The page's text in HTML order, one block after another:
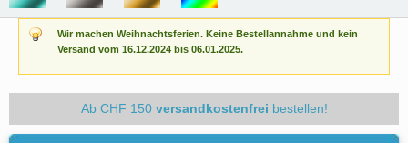
Wir machen Weihnachtsferien. Keine Bestellannahme und kein
Versand vom 16.12.2024 bis 06.01.2025.
Ab CHF 150 versandkostenfrei bestellen!